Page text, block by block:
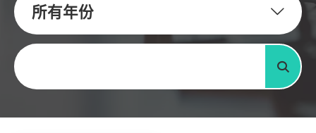
所有年份
关键字
搜寻